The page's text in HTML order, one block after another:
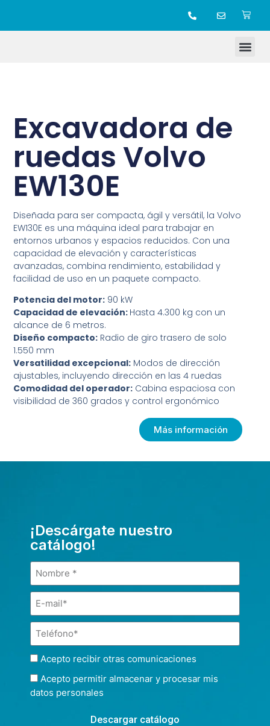
Excavadora de
ruedas Volvo
EW130E
Diseñada para ser compacta, ágil y versátil, la Volvo
EW130E es una máquina ideal para trabajar en
entornos urbanos y espacios reducidos. Con una
capacidad de elevación y características
avanzadas, combina rendimiento, estabilidad y
facilidad de uso en un paquete compacto.
Potencia del motor: 90 kW
Capacidad de elevación: Hasta 4.300 kg con un
alcance de 6 metros.
Diseño compacto: Radio de giro trasero de solo
1.550 mm
Versatilidad excepcional: Modos de dirección
ajustables, incluyendo dirección en las 4 ruedas
Comodidad del operador: Cabina espaciosa con
visibilidad de 360 grados y control ergonómico
Más información
¡Descárgate nuestro
catálogo!
Acepto recibir otras comunicaciones
Acepto permitir almacenar y procesar mis
datos personales
Descargar catálogo